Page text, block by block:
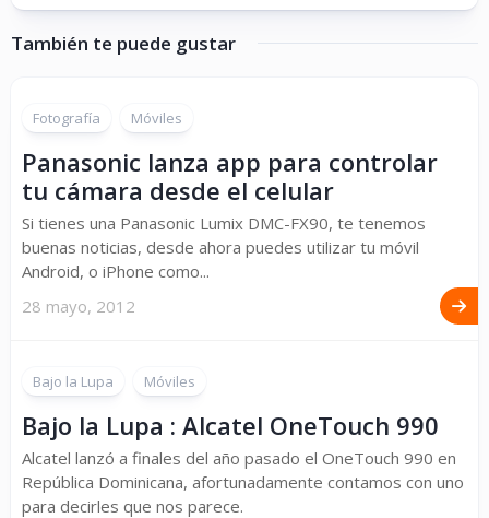
También te puede gustar
Fotografía Móviles
Panasonic lanza app para controlar
tu cámara desde el celular
Si tienes una Panasonic Lumix DMC-FX90, te tenemos
buenas noticias, desde ahora puedes utilizar tu móvil
Android, o iPhone como...
28 mayo, 2012
Bajo la Lupa Móviles
Bajo la Lupa : Alcatel OneTouch 990
Alcatel lanzó a finales del año pasado el OneTouch 990 en
República Dominicana, afortunadamente contamos con uno
para decirles que nos parece.